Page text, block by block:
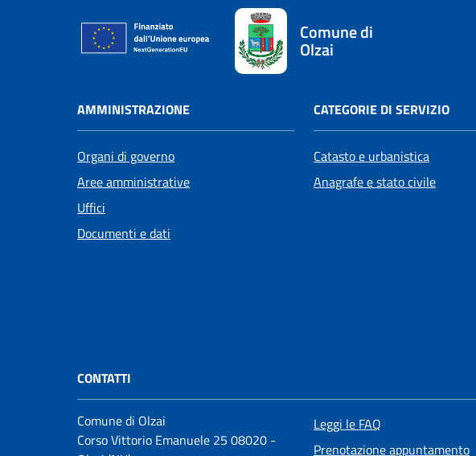
Comune di
Olzai
AMMINISTRAZIONE
Organi di governo
Aree amministrative
Uffici
Documenti e dati
CATEGORIE DI SERVIZIO
Catasto e urbanistica
Anagrafe e stato civile
CONTATTI
Comune di Olzai
Corso Vittorio Emanuele 25 08020 -
Leggi le FAQ
Prenotazione appuntamento